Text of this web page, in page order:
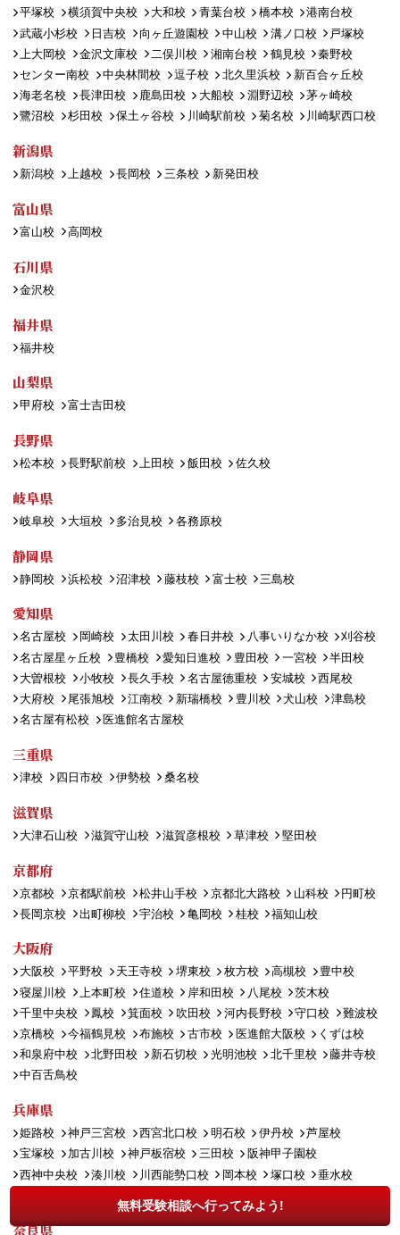
無料受験相談へ行ってみよう!
平塚校
横須賀中央校 大和校 青葉台校 橋本校
港南台校
武蔵小杉校
日吉校 向ヶ丘遊園校 中山校 溝ノ口校
戸塚校
上大岡校
金沢文庫校 二俣川校 湘南台校 鶴見校
秦野校
センター南校
中央林間校 逗子校 北久里浜校
新百合ヶ丘校
海老名校
長津田校 鹿島田校 大船校 淵野辺校
茅ヶ崎校
鷺沼校
杉田校 保土ヶ谷校 川崎駅前校 菊名校 川崎駅西口校
新潟県
新潟校 上越校 長岡校 三条校 新発田校
富山県
富山校 高岡校
石川県
金沢校
福井県
福井校
山梨県
甲府校 富士吉田校
長野県
松本校 長野駅前校 上田校 飯田校 佐久校
岐阜県
岐阜校 大垣校 多治見校 各務原校
静岡県
静岡校 浜松校 沼津校 藤枝校 富士校 三島校
愛知県
名古屋校 岡崎校 太田川校 春日井校 八事いりなか校
刈谷校
名古屋星ヶ丘校
豊橋校 愛知日進校 豊田校 一宮校
半田校
大曽根校
小牧校 長久手校 名古屋徳重校 安城校
西尾校
大府校
尾張旭校 江南校 新瑞橋校 豊川校 犬山校
津島校
名古屋有松校
医進館名古屋校
三重県
津校 四日市校 伊勢校 桑名校
滋賀県
大津石山校 滋賀守山校 滋賀彦根校 草津校 堅田校
京都府
京都校 京都駅前校 松井山手校 京都北大路校 山科校
円町校
長岡京校
出町柳校 宇治校 亀岡校 桂校 福知山校
大阪府
大阪校 平野校 天王寺校 堺東校 枚方校 高槻校
豊中校
寝屋川校
上本町校 住道校 岸和田校 八尾校
茨木校
千里中央校
鳳校 箕面校 吹田校 河内長野校 守口校
難波校
京橋校
今福鶴見校 布施校 古市校 医進館大阪校
くずは校
和泉府中校
北野田校 新石切校 光明池校 北千里校
藤井寺校
中百舌鳥校
兵庫県
姫路校 神戸三宮校 西宮北口校 明石校 伊丹校
芦屋校
宝塚校
加古川校 神戸板宿校 三田校
阪神甲子園校
西神中央校
湊川校 川西能勢口校 岡本校 塚口校
垂水校
奈良県